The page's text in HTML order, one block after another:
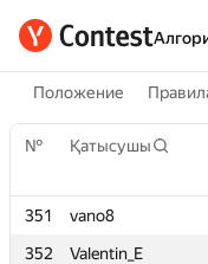
Положение
№ Қатысушы
351 vano8
352
Valentin_E
№ Қатысушы
351 vano8
352
Valentin_E